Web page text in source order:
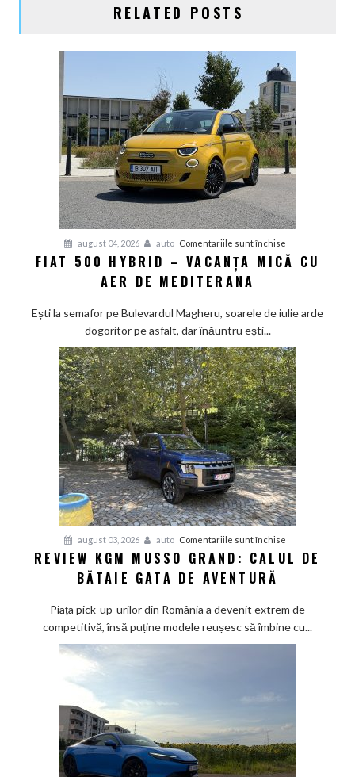
RELATED POSTS
august 04, 2026 auto Comentariile sunt închise
Fiat
–
mică
cu
aer
de
Mediterana
FIAT 500 HYBRID – VACANȚA MICĂ CU
AER DE MEDITERANA
Ești la semafor pe Bulevardul Magheru, soarele de iulie arde
dogoritor pe asfalt, dar înăuntru ești...
august 03, 2026 auto Comentariile sunt închise
Review
Grand:
Calul
de
REVIEW KGM MUSSO GRAND: CALUL DE
BĂTAIE GATA DE AVENTURĂ
Piața pick-up-urilor din România a devenit extrem de
competitivă, însă puține modele reușesc să îmbine cu...